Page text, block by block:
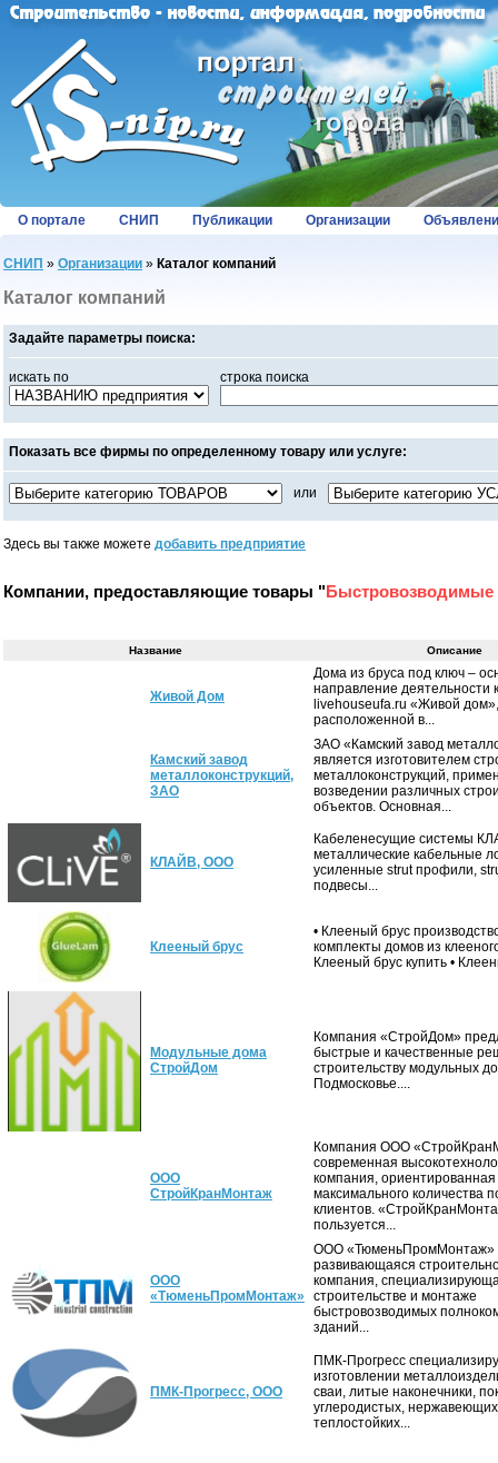
О портале СНИП Публикации Организации
СНИП » Организации » Каталог компаний
Каталог компаний
Задайте параметры поиска:
искать по строка поиска
Показать все фирмы по определенному товару или услуге:
или
Здесь вы также можете добавить предприятие
Компании, предоставляющие товары "Быстровозводимые
Название Описание
Живой Дом
Дома из бруса под ключ –
направление деятельности
livehouseufa.ru «Живой дом»,
расположенной в...
Камский завод
металлоконструкций,
ЗАО
ЗАО «Камский завод
является изготовителем
металлоконструкций,
возведении различных
объектов. Основная...
КЛАЙВ, ООО
Кабеленесущие системы
металлические кабельные
усиленные strut профили,
подвесы...
Клееный брус
• Клееный брус
комплекты домов из
Клееный брус купить •
Модульные дома
СтройДом
Компания «СтройДом»
быстрые и качественные
строительству модульных
Подмосковье....
ООО
СтройКранМонтаж
Компания ООО
современная
компания,
максимального количества
клиентов.
пользуется...
ООО
«ТюменьПромМонтаж»
ООО «ТюменьПромМонтаж»
развивающаяся
компания,
строительстве и монтаже
быстровозводимых
зданий...
ПМК-Прогресс, ООО
ПМК-Прогресс
изготовлении
сваи, литые наконечники,
углеродистых,
теплостойких...